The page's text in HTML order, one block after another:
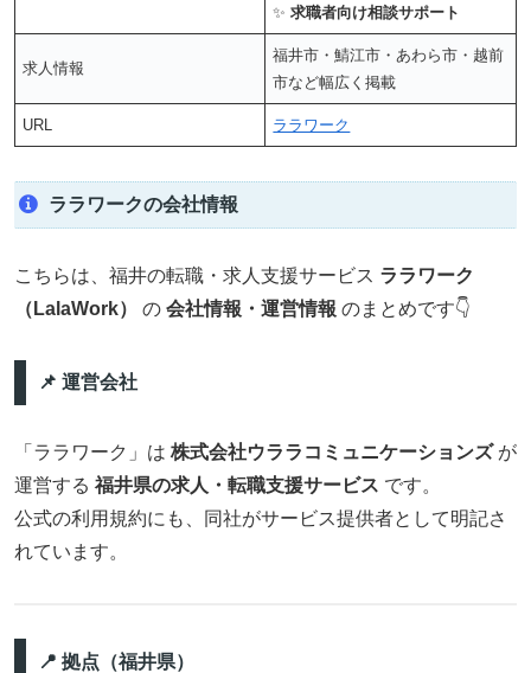
✨求職者向け相談サポート
求人情報
福井市・鯖江市・あわら市・越前
市など幅広く掲載
URL ララワーク
ララワークの会社情報
こちらは、福井の転職・求人支援サービス ララワーク
（LalaWork）
の 会社情報・運営情報 のまとめです👇
📌 運営会社
「ララワーク」は 株式会社ウララコミュニケーションズが
運営する 福井県の求人・転職支援サービス です。
公式の利用規約にも、同社がサービス提供者として明記さ
れています。
📍 拠点（福井県）